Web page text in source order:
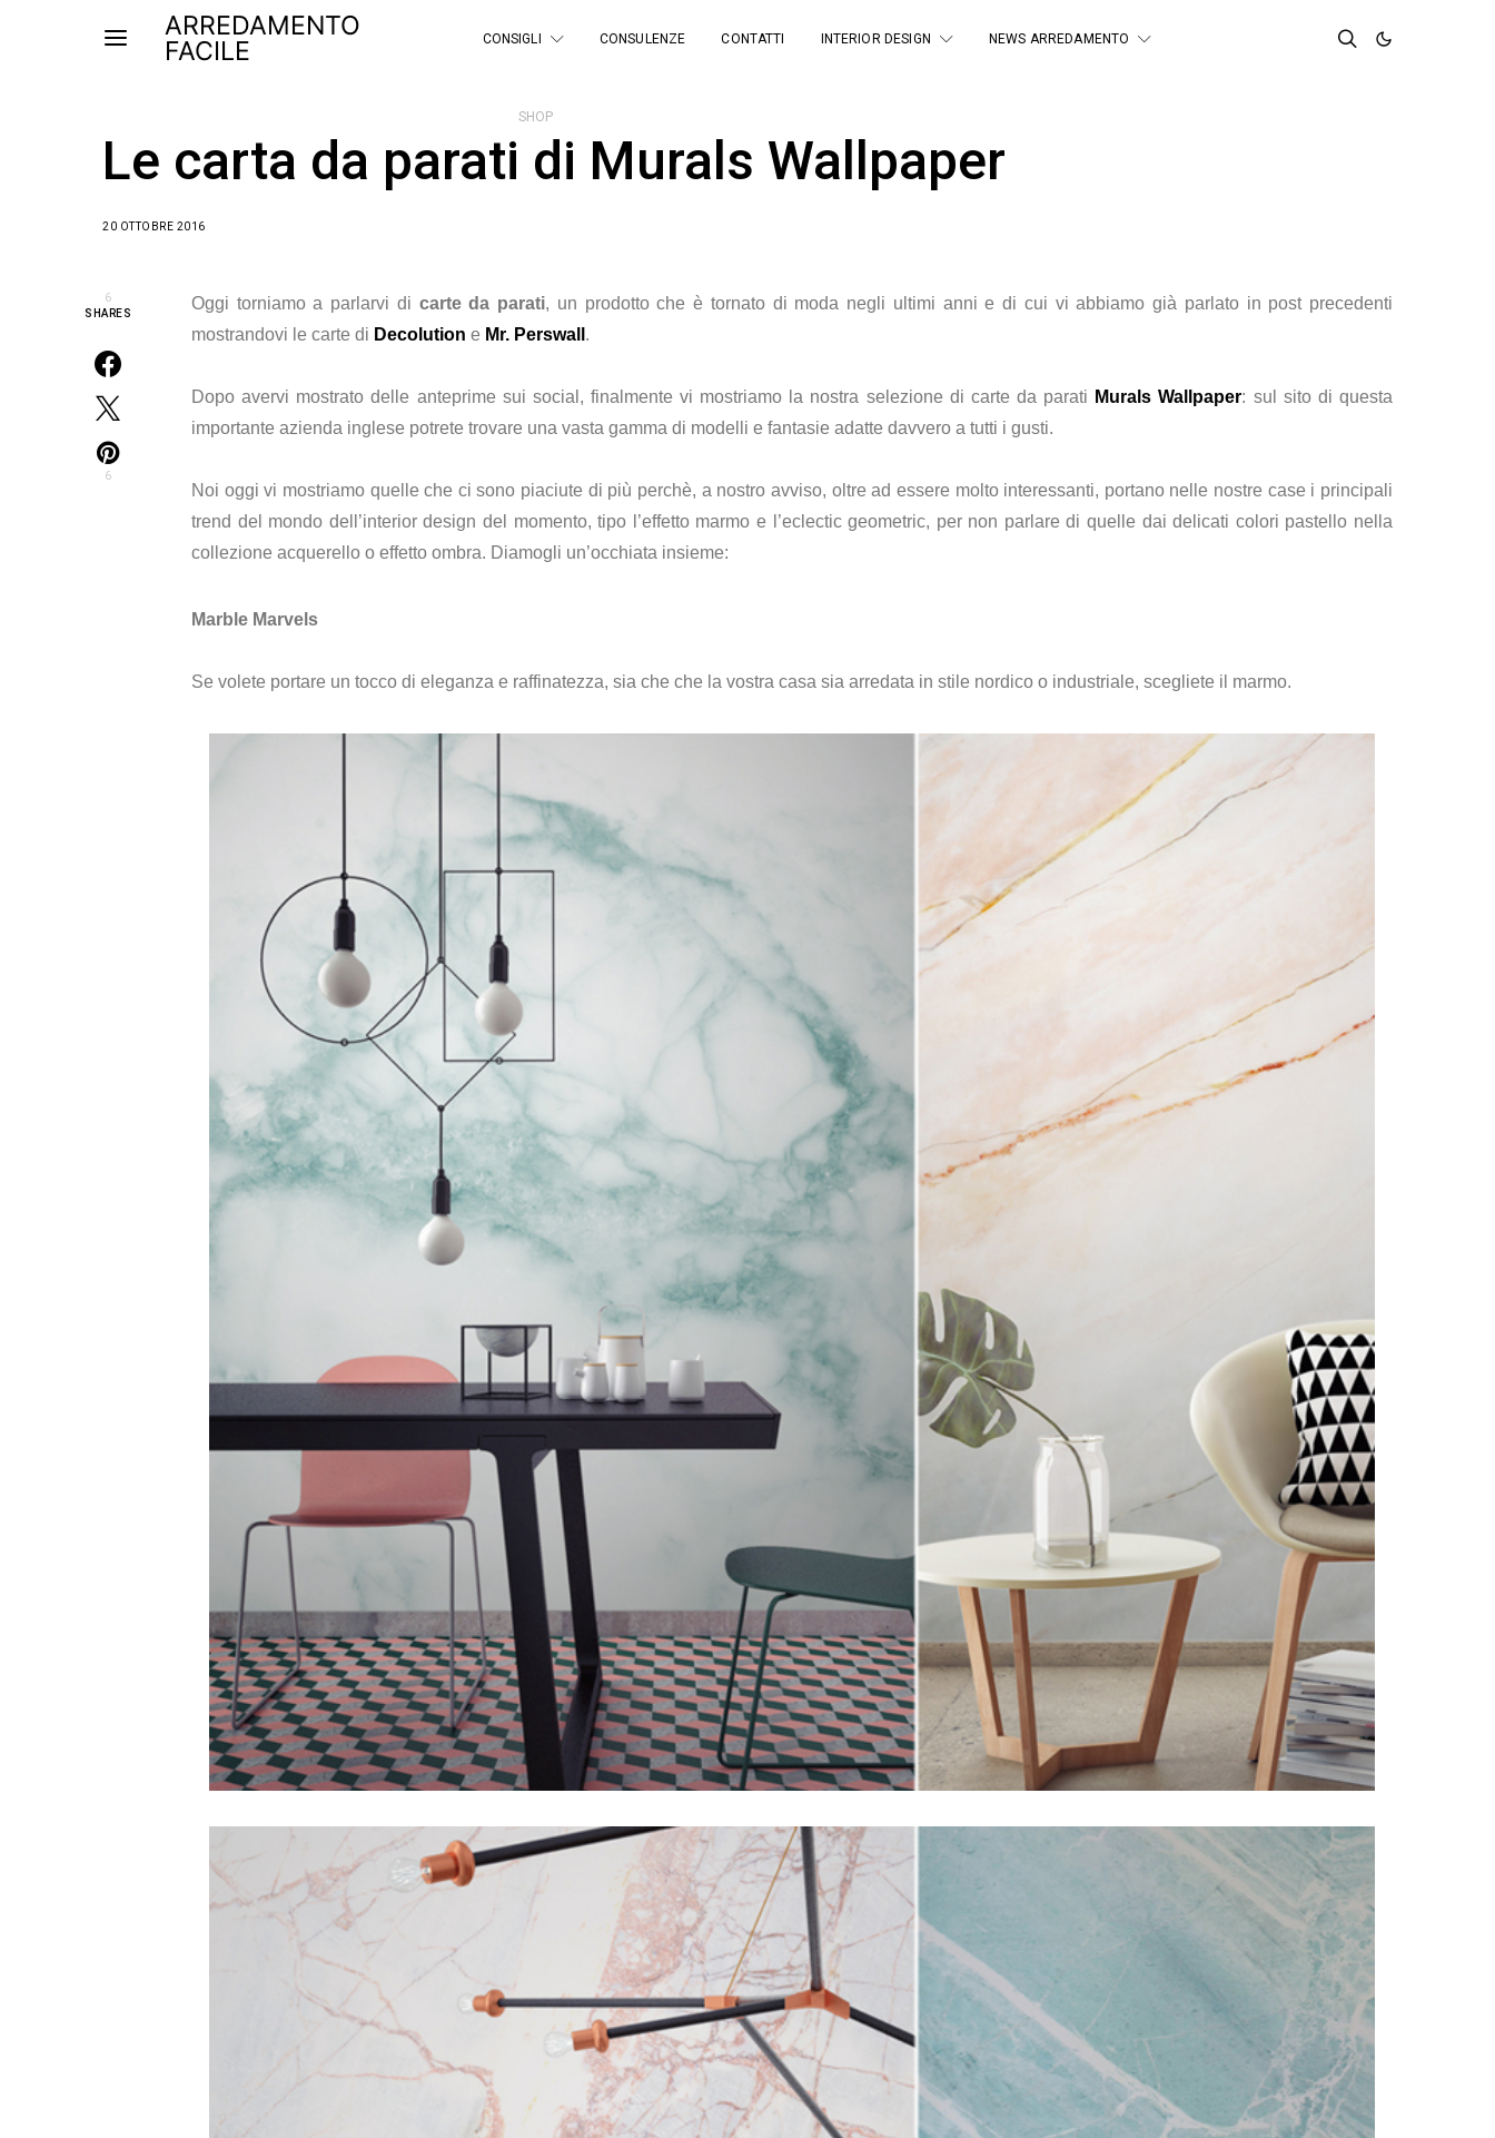
ARREDAMENTO
FACILE
CONSIGLI CONSULENZE CONTATTI INTERIOR DESIGN NEWS ARREDAMENTO
SHOP
Le carta da parati di Murals Wallpaper
20 OTTOBRE 2016
6
SHARES
6
Oggi torniamo a parlarvi di carte da parati, un prodotto che è tornato di moda negli ultimi anni e di cui vi abbiamo già parlato in post precedenti
mostrandovi le carte di Decolution e Mr. Perswall .
Dopo avervi mostrato delle anteprime sui social, finalmente vi mostriamo la nostra selezione di carte da parati Murals Wallpaper: sul sito di questa
importante azienda inglese potrete trovare una vasta gamma di modelli e fantasie adatte davvero a tutti i gusti.
Noi oggi vi mostriamo quelle che ci sono piaciute di più perchè, a nostro avviso, oltre ad essere molto interessanti, portano nelle nostre case i principali
trend del mondo dell’interior design del momento, tipo l’effetto marmo e l’eclectic geometric, per non parlare di quelle dai delicati colori pastello nella
collezione acquerello o effetto ombra. Diamogli un’occhiata insieme:
Marble Marvels
Se volete portare un tocco di eleganza e raffinatezza, sia che che la vostra casa sia arredata in stile nordico o industriale, scegliete il marmo.